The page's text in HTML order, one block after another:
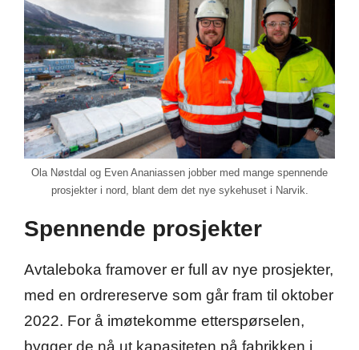
Ola Nøstdal og Even Ananiassen jobber med mange spennende
prosjekter i nord, blant dem det nye sykehuset i Narvik.
Spennende prosjekter
Avtaleboka framover er full av nye prosjekter,
med en ordrereserve som går fram til oktober
2022. For å imøtekomme etterspørselen,
bygger de nå ut kapasiteten på fabrikken i